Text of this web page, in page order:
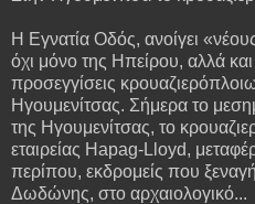
Η Εγνατία Οδός, ανοίγει
όχι μόνο της Ηπείρου, αλλά
προσεγγίσεις
Ηγουμενίτσας. Σήμερα το
της Ηγουμενίτσας, το
εταιρείας Hapag-Lloyd,
περίπου, εκδρομείς που
Δωδώνης, στο αρχαιολογικό...